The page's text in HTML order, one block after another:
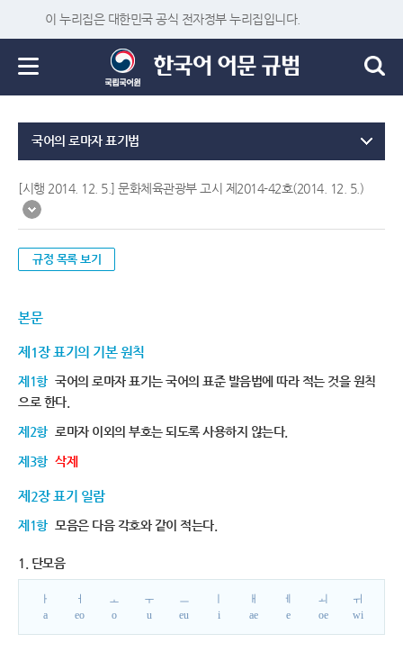
이 누리집은 대한민국 공식 전자정부 누리집입니다.
국어의 로마자 표기법
[시행 2014. 12. 5.] 문화체육관광부 고시 제2014-42호(2014. 12. 5.)
규정 목록 보기
본문
제1장 표기의 기본 원칙
제1항 국어의 로마자 표기는 국어의 표준 발음법에 따라 적는 것을 원칙
으로 한다.
제2항 로마자 이외의 부호는 되도록 사용하지 않는다.
제3항 삭제
제2장 표기 일람
제1항 모음은 다음 각호와 같이 적는다.
1. 단모음
ㅏ
a
ㅓ
eo
ㅗ
o
ㅜ
u
ㅡ
eu
i
ㅐ
ae
ㅔ
e
ㅚ
oe
ㅟ
wi